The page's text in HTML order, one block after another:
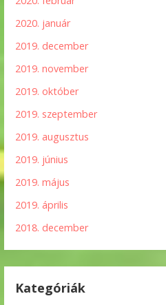
2020. január
2019. december
2019. november
2019. október
2019. szeptember
2019. augusztus
2019. június
2019. május
2019. április
2018. december
Kategóriák